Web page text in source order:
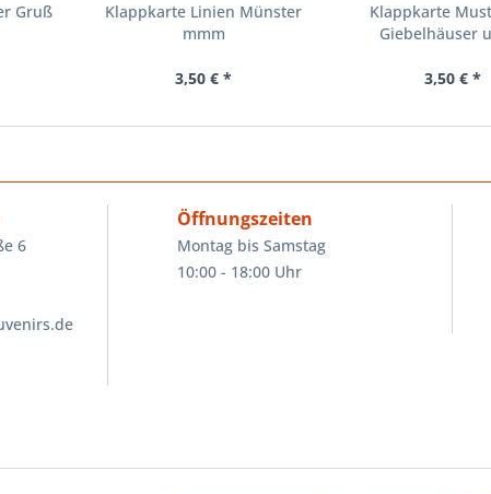
Gruß
Klappkarte Linien Münster
mmm
3,50 € *
Klappkarte
Giebelhäuser
3,50 € *
6
Öffnungszeiten
Montag bis Samstag
10:00 - 18:00 Uhr